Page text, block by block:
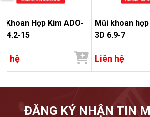
Khoan Hợp Kim ADO-
14.2-15
hệ
Mũi khoan
3D 6.9-7
Liên hệ
ĐĂNG KÝ NHẬN TIN